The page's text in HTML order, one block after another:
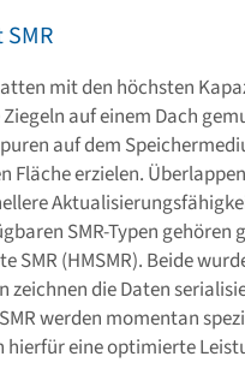
mit den höchsten
auf einem Dach
auf dem
Fläche erzielen.
SMR-Typen gehören
SMR (HMSMR). Beide
zeichnen die Daten
werden momentan
eine optimierte